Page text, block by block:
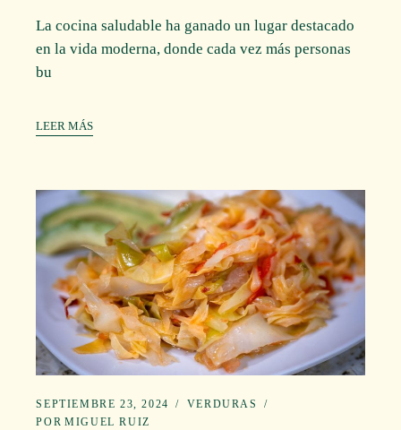
La cocina saludable ha ganado un lugar destacado
en la vida moderna, donde cada vez más personas
bu
LEER MÁS
SEPTIEMBRE 23, 2024
VERDURAS
POR MIGUEL RUIZ